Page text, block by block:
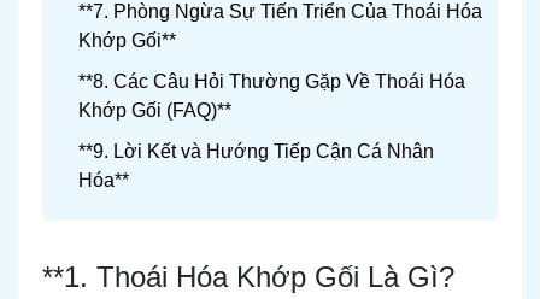
**7. Phòng Ngừa Sự Tiến Triển Của Thoái Hóa
Khớp Gối**
**8. Các Câu Hỏi Thường Gặp Về Thoái Hóa
Khớp Gối (FAQ)**
**9. Lời Kết và Hướng Tiếp Cận Cá Nhân
Hóa**
**1. Thoái Hóa Khớp Gối Là Gì?